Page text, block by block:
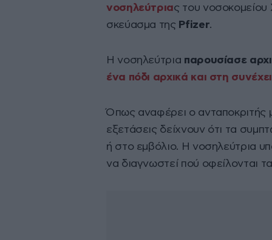
νοσηλεύτριας του νοσοκομείου
σκεύασμα της Ρfizer.
H νοσηλεύτρια παρουσίασε
ένα πόδι αρχικά και στη
Όπως αναφέρει ο ανταποκριτής
εξετάσεις δείχνουν ότι τα
ή στο εμβόλιο. Η νοσηλεύτρια
να διαγνωστεί πού οφείλονται